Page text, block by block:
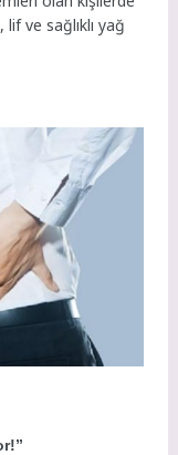
ve sağlıklı yağ